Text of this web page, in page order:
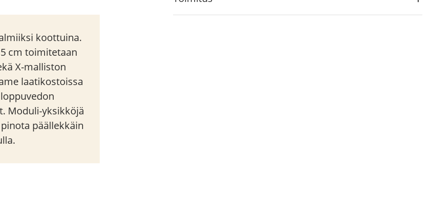
koottuina.
cm toimitetaan
X-malliston
laatikostoissa
Moduli-yksikköjä
päällekkäin